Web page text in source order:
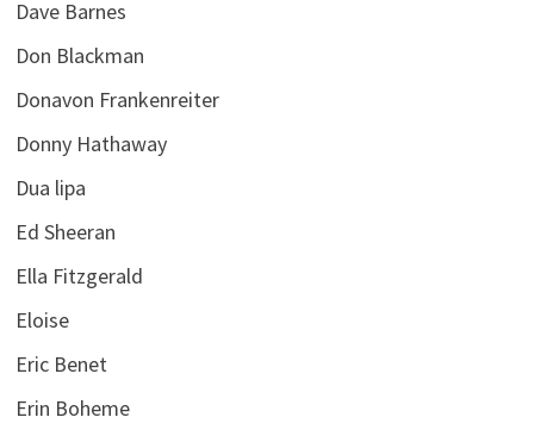
Dave Barnes
Don Blackman
Donavon Frankenreiter
Donny Hathaway
Dua lipa
Ed Sheeran
Ella Fitzgerald
Eloise
Eric Benet
Erin Boheme